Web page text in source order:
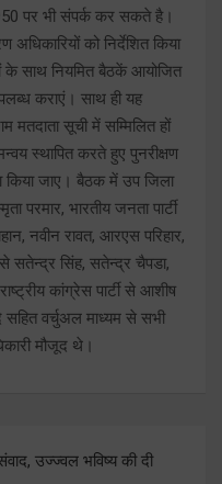
पर भी संपर्क कर सकते है।
अधिकारियों को निर्देशित किया
के साथ नियमित बैठकें आयोजित
कराएं। साथ ही यह
मतदाता सूची में सम्मिलित हों
स्थापित करते हुए पुनरीक्षण
किया जाए। बैठक में उप जिला
परमार, भारतीय जनता पार्टी
नवीन रावत, आरएस परिहार,
से सतेन्द्र सिंह, सतेन्द्र चैपडा,
कांग्रेस पार्टी से आशीष
वर्चुअल माध्यम से सभी
मौजूद थे।
उज्ज्वल भविष्य की दी